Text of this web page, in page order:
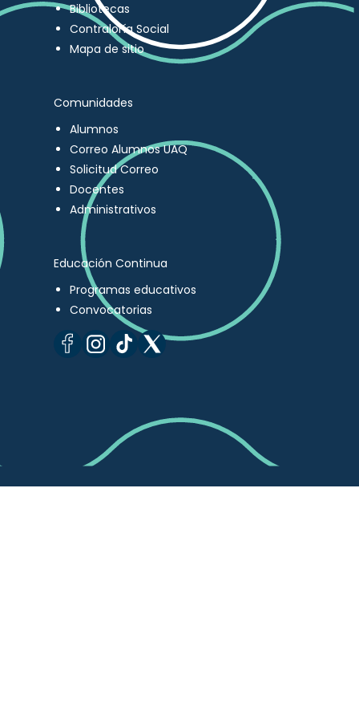
Bibliotecas
Contraloría Social
Mapa de sitio
Comunidades
Alumnos
Correo Alumnos UAQ
Solicitud Correo
Docentes
Administrativos
Educación Continua
Programas educativos
Convocatorias